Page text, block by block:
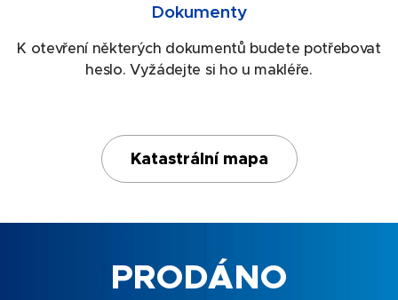
Dokumenty
K otevření některých dokumentů budete potřebovat
heslo. Vyžádejte si ho u makléře.
Katastrální mapa
PRODÁNO